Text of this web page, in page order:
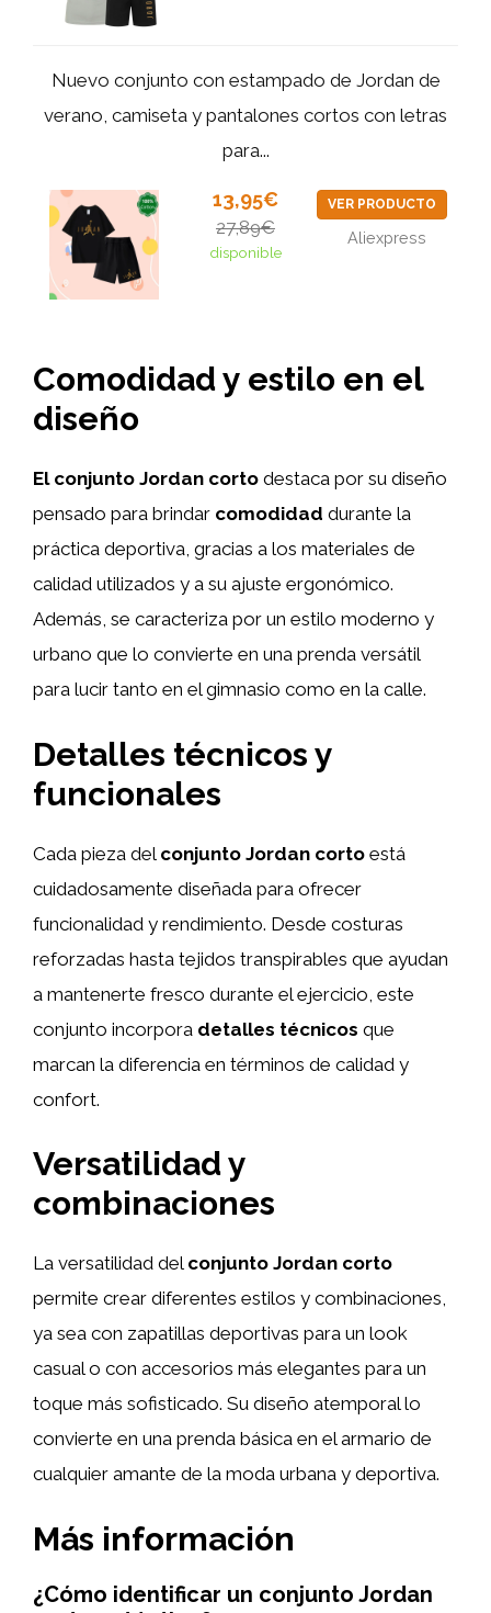
Nuevo conjunto con estampado de Jordan de
verano, camiseta y pantalones cortos con letras
para...
13,95€
27,89€
disponible
VER PRODUCTO
Aliexpress
Comodidad y estilo en el
diseño
El conjunto Jordan corto destaca por su diseño
pensado para brindar comodidad durante la
práctica deportiva, gracias a los materiales de
calidad utilizados y a su ajuste ergonómico.
Además, se caracteriza por un estilo moderno y
urbano que lo convierte en una prenda versátil
para lucir tanto en el gimnasio como en la calle.
Detalles técnicos y
funcionales
Cada pieza del conjunto Jordan corto está
cuidadosamente diseñada para ofrecer
funcionalidad y rendimiento. Desde costuras
reforzadas hasta tejidos transpirables que ayudan
a mantenerte fresco durante el ejercicio, este
conjunto incorpora detalles técnicos que
marcan la diferencia en términos de calidad y
confort.
Versatilidad y
combinaciones
La versatilidad del conjunto Jordan corto
permite crear diferentes estilos y combinaciones,
ya sea con zapatillas deportivas para un look
casual o con accesorios más elegantes para un
toque más sofisticado. Su diseño atemporal lo
convierte en una prenda básica en el armario de
cualquier amante de la moda urbana y deportiva.
Más información
¿Cómo identificar un conjunto Jordan